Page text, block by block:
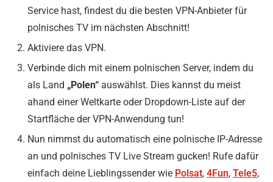
Service hast, findest du die besten VPN-Anbieter für
polnisches TV im nächsten Abschnitt!
Aktiviere das VPN.
Verbinde dich mit einem polnischen Server, indem du
als Land „Polen“ auswählst. Dies kannst du meist
ahand einer Weltkarte oder Dropdown-Liste auf der
Startfläche der VPN-Anwendung tun!
Nun nimmst du automatisch eine polnische IP-Adresse
an und polnisches TV Live Stream gucken! Rufe dafür
einfach deine Lieblingssender wie Polsat, 4Fun, Tele5,